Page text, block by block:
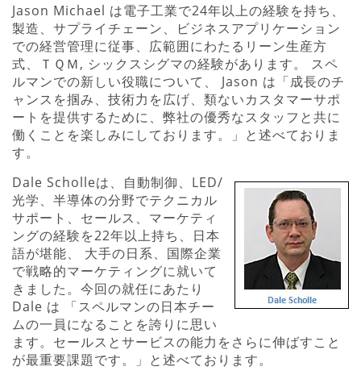
Jason Michael は電子工業で24年以上の経験を持ち、
製造、サプライチェーン、ビジネスアプリケーション
での経営管理に従事、広範囲にわたるリーン生産方
式、ＴＱＭ, シックスシグマの経験があります。 スペ
ルマンでの新しい役職について、 Jason は「成長のチ
ャンスを掴み、技術力を広げ、類ないカスタマーサポ
ートを提供するために、弊社の優秀なスタッフと共に
働くことを楽しみにしております。」と述べておりま
す。
Dale Scholleは、自動制御、LED/
光学、半導体の分野でテクニカル
サポート、セールス、マーケティ
ングの経験を22年以上持ち、日本
語が堪能、 大手の日系、国際企業
で戦略的マーケティングに就いて
きました。今回の就任にあたり
Dale は 「スペルマンの日本チー
ムの一員になることを誇りに思い
ます。セールスとサービスの能力をさらに伸ばすこと
が最重要課題です。」と述べております。